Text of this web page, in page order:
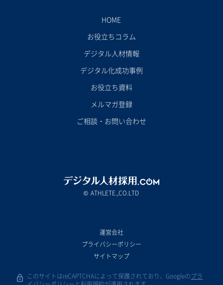
HOME
お役立ちコラム
デジタル人材情報
デジタル化成功事例
お役立ち資料
メルマガ登録
ご相談・お問い合わせ
© ATHLETE.,CO.LTD
運営会社
プライバシーポリシー
サイトマップ
このサイトはreCAPTCHAによって保護されており、Googleのプラ